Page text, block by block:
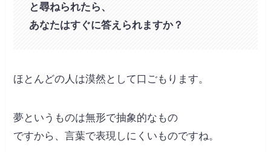
と尋ねられたら、
あなたはすぐに答えられますか？
ほとんどの人は漠然として口ごもります。
夢というものは無形で抽象的なもの
ですから、言葉で表現しにくいものですね。